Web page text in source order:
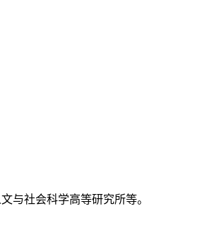
与社会科学高等研究所等。